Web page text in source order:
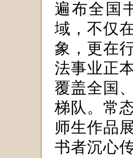
遍布全国
域，不仅
象，更在
法事业正
覆盖全国
梯队。常
师生作品
书者沉心